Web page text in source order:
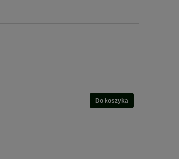
Do koszyka